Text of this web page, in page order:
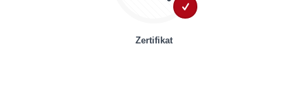
Zertifikat